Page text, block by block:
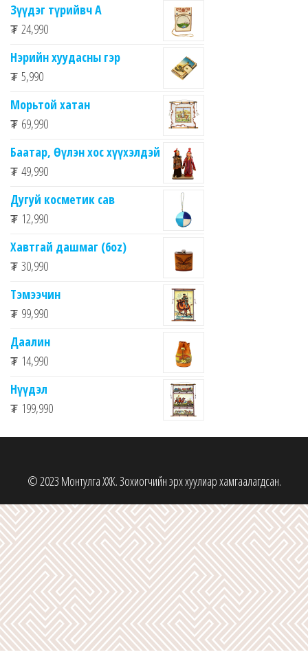
Зүүдэг түрийвч A
₮ 24,990
Нэрийн хуудасны гэр
₮ 5,990
Морьтой хатан
₮ 69,990
Баатар, Өүлэн хос хүүхэлдэй
₮ 49,990
Дугуй косметик сав
₮ 12,990
Хавтгай дашмаг (6oz)
₮ 30,990
Тэмээчин
₮ 99,990
Даалин
₮ 14,990
Нүүдэл
₮ 199,990
© 2023 Монтулга ХХК. Зохиогчийн эрх хуулиар хамгаалагдсан.